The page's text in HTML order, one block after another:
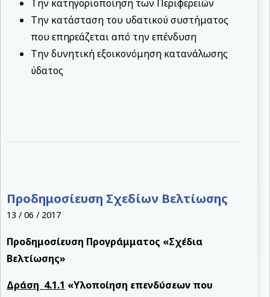
Την κατηγοριοποίηση των Περιφερειών
Την κατάσταση του υδατικού συστήματος
που επηρεάζεται από την επένδυση
Την δυνητική εξοικονόμηση κατανάλωσης
ύδατος
Προδημοσίευση Σχεδίων Βελτίωσης
13 / 06 / 2017
Προδημοσίευση Προγράμματος «Σχέδια
Βελτίωσης»
Δράση 4.1.1 «Υλοποίηση επενδύσεων που